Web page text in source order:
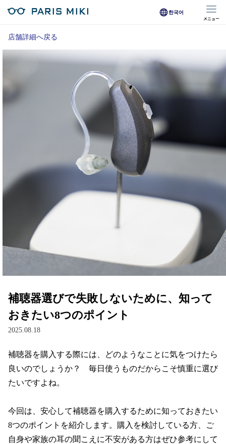
한국어
メニュー
マイページ
Opera Club会員
オンラインショップ会員
※オンラインで会員登録された方
店舗検索/来店予約
商品を探す
レンズ
サングラス
補聴器
グッズ・小物
ブランド一覧
店舗詳細へ戻る
補聴器選びで失敗しないために、知って
おきたい8つのポイント
2025.08.18
補聴器を購入する際には、どのようなことに気をつけたら
良いのでしょうか？　毎日使うものだからこそ慎重に選び
たいですよね。
今回は、安心して補聴器を購入するために知っておきたい
8つのポイントを紹介します。購入を検討している方、ご
自身や家族の耳の聞こえに不安がある方はぜひ参考にして